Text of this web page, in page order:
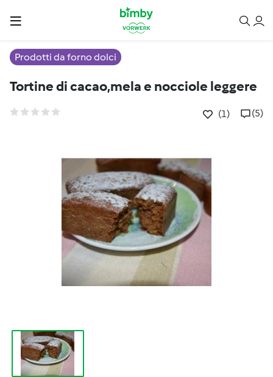
Prodotti da forno dolci
Tortine di cacao,mela e nocciole leggere
(1) (5)